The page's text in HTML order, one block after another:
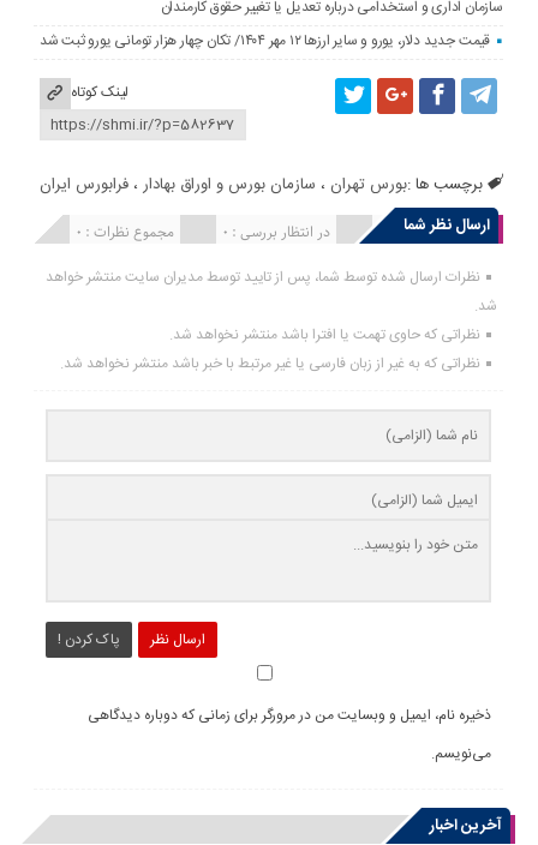
سازمان اداری و استخدامی درباره تعدیل یا تغییر حقوق کارمندان
قیمت جدید دلار، یورو و سایر ارزها ۱۲ مهر ۱۴۰۴/ تکان چهار هزار تومانی یورو ثبت شد
لینک کوتاه
برچسب ها :بورس تهران ، سازمان بورس و اوراق بهادار ،فرا‌‌‌‌‌بورس ایران
ارسال نظر شما
مجموع نظرات : 0 در انتظار بررسی : 0 انتشار یافته : 0
نظرات ارسال شده توسط شما، پس از تایید توسط مدیران سایت منتشر خواهد
شد.
نظراتی که حاوی تهمت یا افترا باشد منتشر نخواهد شد.
نظراتی که به غیر از زبان فارسی یا غیر مرتبط با خبر باشد منتشر نخواهد شد.
ارسال نظر پاک کردن !
ذخیره نام، ایمیل و وبسایت من در مرورگر برای زمانی که دوباره دیدگاهی
می‌نویسم.
آخرین اخبار